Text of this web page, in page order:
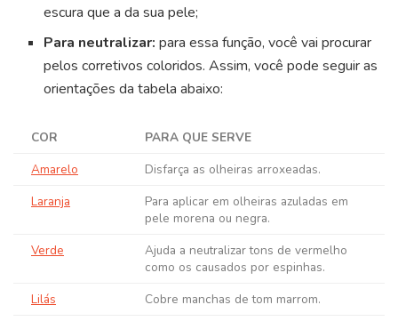
escura que a da sua pele;
Para neutralizar: para essa função, você vai procurar
pelos corretivos coloridos. Assim, você pode seguir as
orientações da tabela abaixo:
COR
PARA QUE SERVE
Amarelo
Disfarça as olheiras arroxeadas.
Laranja
Para aplicar em olheiras azuladas em
pele morena ou negra.
Verde
Ajuda a neutralizar tons de vermelho
como os causados por espinhas.
Lilás
Cobre manchas de tom marrom.